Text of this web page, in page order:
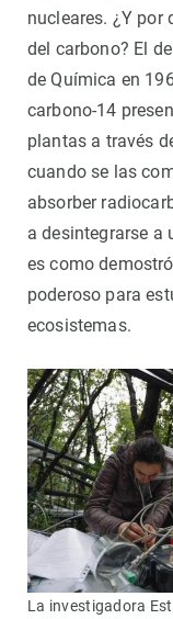
nucleares. ¿Y por
del carbono? El
de Química en
carbono-14
plantas a través
cuando se las
absorber
a desintegrarse a
es como
poderoso para
ecosistemas.
La investigadora